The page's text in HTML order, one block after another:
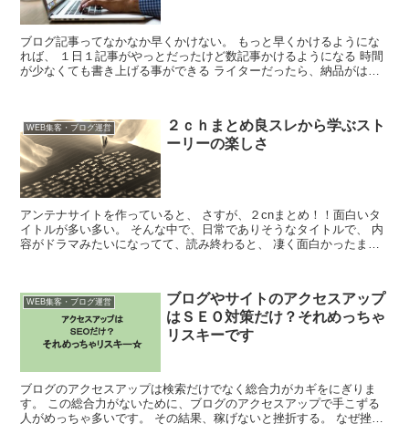
ブログ記事ってなかなか早くかけない。 もっと早くかけるようにな
れば、 １日１記事がやっとだったけど数記事かけるようになる 時間
が少なくても書き上げる事ができる ライターだったら、納品がはや
WEB集客・ブログ運営
２ｃｈまとめ良スレから学ぶスト
ーリーの楽しさ
アンテナサイトを作っていると、 さすが、２cnまとめ！！面白いタ
イトルが多い多い。 そんな中で、日常でありそうなタイトルで、 内
容がドラマみたいになってて、読み終わると、 凄く面白かったまと
WEB集客・ブログ運営
ブログやサイトのアクセスアップ
はＳＥＯ対策だけ？それめっちゃ
リスキーです
ブログのアクセスアップは検索だけでなく総合力がカギをにぎりま
す。 この総合力がないために、ブログのアクセスアップで手こずる
人がめっちゃ多いです。 その結果、稼げないと挫折する。 なぜ挫折